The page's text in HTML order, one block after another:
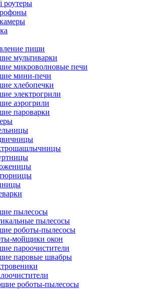
роутеры
пищи
мультиварки
микроволновые печи
мини-печи
хлебопечки
электрогрили
аэрогрили
пароварки
пылесосы
пылесосы
роботы-пылесосы
мойщики окон
пароочистители
паровые швабры
роботы-пылесосы